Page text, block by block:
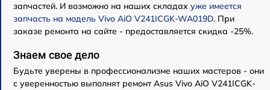
запчастей. И возможно на наших складах уже имеется
запчасть на модель Vivo AiO V241ICGK-WA019D. При
заказе ремонта на сайте - предоставляется скидка -25%.
Знаем свое дело
Будьте уверены в профессионализме наших мастеров - они
с уверенностью выполнят ремонт Asus Vivo AiO V241ICGK-